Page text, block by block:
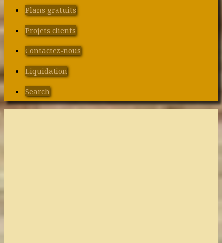
Plans gratuits
Projets clients
Contactez-nous
Liquidation
Search